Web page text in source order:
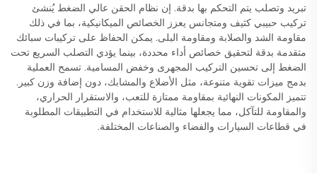
تبريد وتصلب يتم التحكم بها بدقة. إن نظام الحقن عالي الضغط يُنشئ
تركيب حبيبي كثيف ومتجانس يعزز الخصائص الميكانيكية، بما في ذلك
مقاومة الشد والصلابة ومقاومة البلى. يمكن الحفاظ على تركيبات سبائك
متقدمة بدقة لتحقيق خصائص أداء محددة، بينما يؤدي التصلب السريع تحت
الضغط إلى تحسين التركيب المجهرى وخفض المسامية. تسمح العملية
بدمج ميزات تقوية متنوعة، مثل الأضلاع والمشابك، دون إضافة وزن كبير.
تتميز المكونات النهائية بمقاومة ممتازة للتعب، والاستقرار الحراري،
والمقاومة للتآكل، مما يجعلها مثالية للاستخدام في التطبيقات المطلوبة
في قطاعات السيارات والفضاء والصناعات المختلفة.